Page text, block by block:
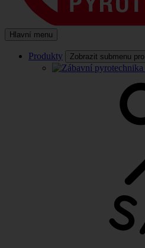
Hlavní menu
Produkty Zobrazit submenu